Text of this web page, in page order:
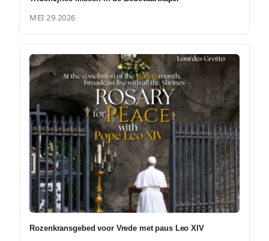
MEI 29 2026
Rozenkransgebed voor Vrede met paus Leo XIV